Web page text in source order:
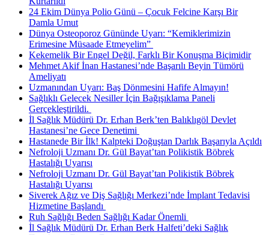
24 Ekim Dünya Polio Günü – Çocuk Felcine Karşı Bir
Damla Umut
Dünya Osteoporoz Gününde Uyarı: “Kemiklerimizin
Erimesine Müsaade Etmeyelim” ​
Kekemelik Bir Engel Değil, Farklı Bir Konuşma Biçimidir
Mehmet Akif İnan Hastanesi’nde Başarılı Beyin Tümörü
Ameliyatı
Uzmanından Uyarı: Baş Dönmesini Hafife Almayın!
Sağlıklı Gelecek Nesiller İçin Bağışıklama Paneli
Gerçekleştirildi. ​
İl Sağlık Müdürü Dr. Erhan Berk’ten Balıklıgöl Devlet
Hastanesi’ne Gece Denetimi ​
Hastanede Bir İlk! Kalpteki Doğuştan Darlık Başarıyla Açıldı
Nefroloji Uzmanı Dr. Gül Bayat’tan Polikistik Böbrek
Hastalığı Uyarısı
Nefroloji Uzmanı Dr. Gül Bayat’tan Polikistik Böbrek
Hastalığı Uyarısı
Siverek Ağız ve Diş Sağlığı Merkezi’nde İmplant Tedavisi
Hizmetine Başlandı ​
Ruh Sağlığı Beden Sağlığı Kadar Önemli ​
İl Sağlık Müdürü Dr. Erhan Berk Halfeti’deki Sağlık